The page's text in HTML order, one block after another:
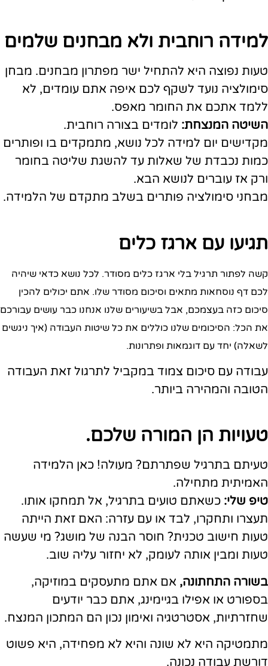
למידה רוחבית ולא מבחנים שלמים
טעות נפוצה היא להתחיל ישר מפתרון מבחנים. מבחן
סימולציה נועד לשקף לכם איפה אתם עומדים, לא
ללמד אתכם את החומר מאפס.
השיטה המנצחת: לומדים בצורה רוחבית.
מקדישים יום למידה לכל נושא, מתמקדים בו ופותרים
כמות נכבדת של שאלות עד להשגת שליטה בחומר
ורק אז עוברים לנושא הבא.
מבחני סימולציה פותרים בשלב מתקדם של הלמידה.
תגיעו עם ארגז כלים
קשה לפתור תרגיל בלי ארגז כלים מסודר. לכל נושא כדאי שיהיה
לכם דף נוסחאות מתאים וסיכום מסודר שלו. אתם יכולים להכין
סיכום כזה בעצמכם, אבל בשיעורים שלנו אנחנו כבר עושים עבורכם
את הכל: הסיכומים שלנו כוללים את כל שיטות העבודה (איך ניגשים
לשאלה) יחד עם דוגמאות ופתרונות.
עבודה עם סיכום צמוד במקביל לתרגול זאת העבודה
הטובה והמהירה ביותר.
טעויות הן המורה שלכם.
טעיתם בתרגיל שפתרתם? מעולה! כאן הלמידה
האמיתית מתחילה.
טיפ שלי: כשאתם טועים בתרגיל, אל תמחקו אותו.
תעצרו ותחקרו, לבד או עם עזרה: האם זאת הייתה
טעות חישוב טכנית? חוסר הבנה של מושג? מי שעשה
טעות ומבין אותה לעומק, לא יחזור עליה שוב.
בשורה התחתונה, אם אתם מתעסקים במוזיקה,
בספורט או אפילו בגיימינג, אתם כבר יודעים
שחזרתיות, אסטרטגיה ואימון נכון הם המתכון המנצח.
מתמטיקה היא לא שונה והיא לא מפחידה, היא פשוט
דורשת עבודה נכונה.